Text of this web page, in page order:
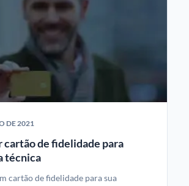
DE 2021
cartão de fidelidade para
técnica
cartão de fidelidade para sua